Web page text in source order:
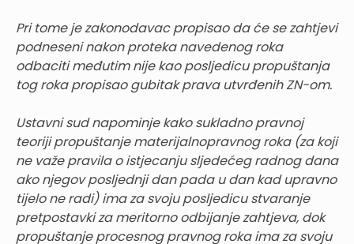
Pri tome je zakonodavac propisao da će se zahtjevi
podneseni nakon proteka navedenog roka
odbaciti međutim nije kao posljedicu propuštanja
tog roka propisao gubitak prava utvrđenih ZN-om.
Ustavni sud napominje kako sukladno pravnoj
teoriji propuštanje materijalnopravnog roka (za koji
ne važe pravila o istjecanju sljedećeg radnog dana
ako njegov posljednji dan pada u dan kad upravno
tijelo ne radi) ima za svoju posljedicu stvaranje
pretpostavki za meritorno odbijanje zahtjeva, dok
propuštanje procesnog pravnog roka ima za svoju